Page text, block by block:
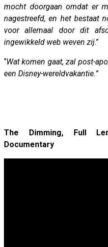
mocht doorgaan omdat er
nagestreefd, en het bestaat
voor allemaal door dit
ingewikkeld web weven zij.”
“Wat komen gaat, zal post-
een Disney-wereldvakantie.”
The Dimming, Full
Documentary